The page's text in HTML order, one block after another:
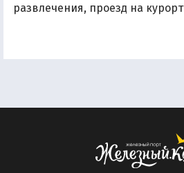
развлечения, проезд на курорт